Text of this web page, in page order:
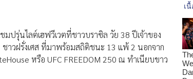
มปรุ่นไลต์เฮฟวีเวตที่ชาวบราซิล วัย 38 ปีเจ้าของ
วฝรั่งเศส ที่มาพร้อมสถิติชนะ 13 แพ้ 2 นอกจาก
หรือ UFC FREEDOM 250 ณ ทำเนียบขาว